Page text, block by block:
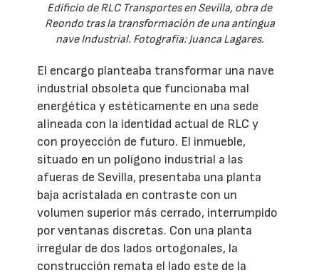
Edificio de RLC Transportes en Sevilla, obra de
Reondo tras la transformación de una antingua
nave Industrial. Fotografía: Juanca Lagares.
El encargo planteaba transformar una nave
industrial obsoleta que funcionaba mal
energética y estéticamente en una sede
alineada con la identidad actual de RLC y
con proyección de futuro. El inmueble,
situado en un polígono industrial a las
afueras de Sevilla, presentaba una planta
baja acristalada en contraste con un
volumen superior más cerrado, interrumpido
por ventanas discretas. Con una planta
irregular de dos lados ortogonales, la
construcción remata el lado este de la